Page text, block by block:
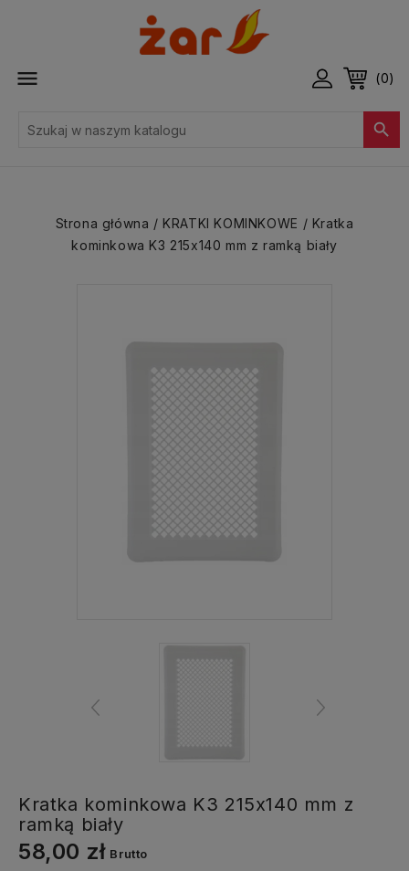
 (0)

Strona główna KRATKI KOMINKOWE
Kratka
kominkowa K3 215x140 mm z ramką biały
Kratka kominkowa K3 215x140 mm z
ramką biały
58,00 zł Brutto